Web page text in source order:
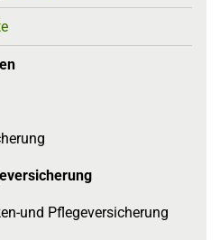
und Pflegeversicherung